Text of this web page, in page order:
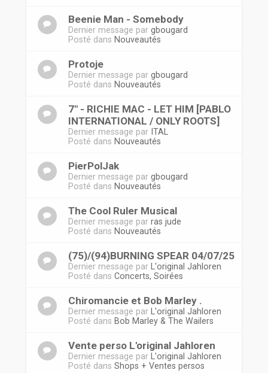
Beenie Man - Somebody
Dernier message par gbougard
Posté dans Nouveautés
Protoje
Dernier message par gbougard
Posté dans Nouveautés
7" - RICHIE MAC - LET HIM [PABLO
INTERNATIONAL / ONLY ROOTS]
Dernier message par ITAL
Posté dans Nouveautés
PierPolJak
Dernier message par gbougard
Posté dans Nouveautés
The Cool Ruler Musical
Dernier message par ras jude
Posté dans Nouveautés
(75)/(94)BURNING SPEAR 04/07/25
Dernier message par
L'original Jahloren
Posté dans Concerts, Soirées
Chiromancie et Bob Marley .
Dernier message par
L'original Jahloren
Posté dans Bob Marley & The Wailers
Vente perso L'original Jahloren
Dernier message par
L'original Jahloren
Posté dans Shops + Ventes persos